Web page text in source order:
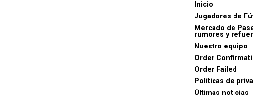
Inicio
Jugadores de
Mercado de
rumores y
Nuestro equipo
Order
Order Failed
Políticas de
Últimas noticias